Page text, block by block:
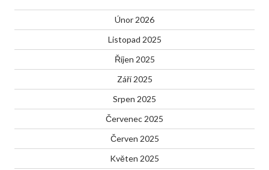
Únor 2026
Listopad 2025
Říjen 2025
Září 2025
Srpen 2025
Červenec 2025
Červen 2025
Květen 2025